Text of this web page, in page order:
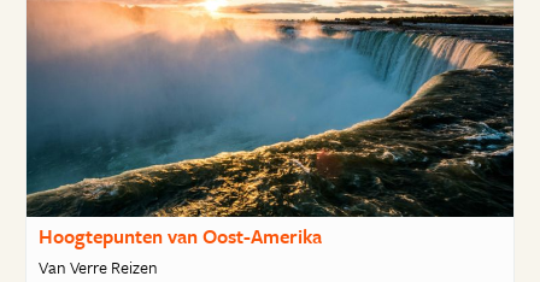
Hoogtepunten van Oost-Amerika
Van Verre Reizen